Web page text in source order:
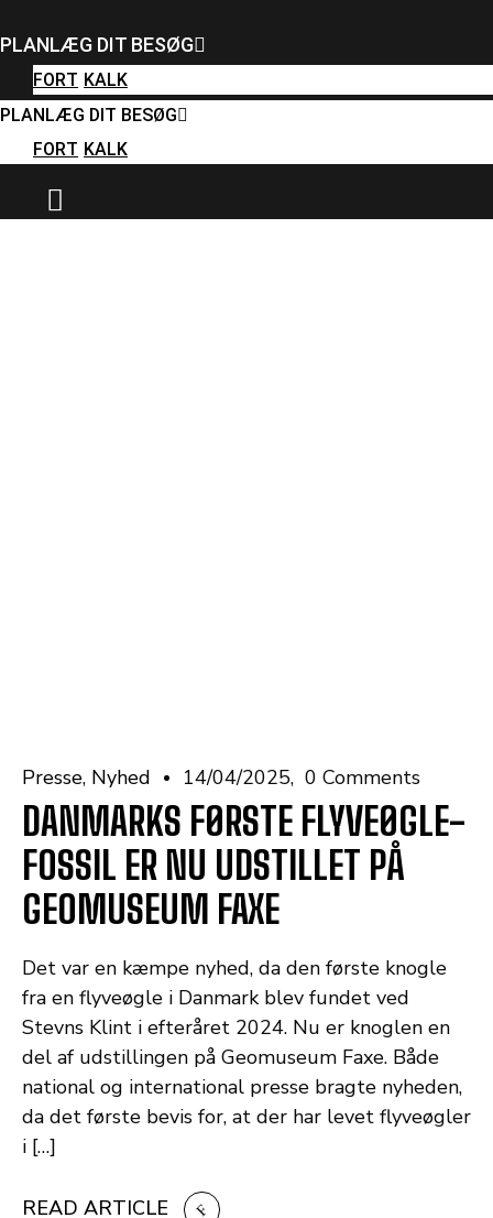
PLANLÆG DIT BESØG
FORT KALK
PLANLÆG DIT BESØG
FORT KALK
PLANLÆG DIT BESØG
FORT KALK
Presse Nyhed 14/04/2025 0 Comments
DANMARKS FØRSTE FLYVEØGLE-
FOSSIL ER NU UDSTILLET PÅ
GEOMUSEUM FAXE
Det var en kæmpe nyhed, da den første knogle
fra en flyveøgle i Danmark blev fundet ved
Stevns Klint i efteråret 2024. Nu er knoglen en
del af udstillingen på Geomuseum Faxe. Både
national og international presse bragte nyheden,
da det første bevis for, at der har levet flyveøgler
i […]
READ ARTICLE